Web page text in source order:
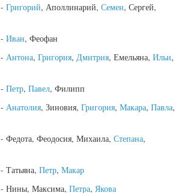
- Григорий, Аполлинарий, Семен, Сергей,
- Иван, Феофан
- Антона, Григория, Дмитрия, Емельяна, Ильи,
- Петр, Павел, Филипп
- Анатолия, Зиновия, Григория, Макара, Павла,
- Федота, Феодосия, Михаила, Степана,
- Татьяна, Петр, Макар
- Нины, Максима, Петра, Якова